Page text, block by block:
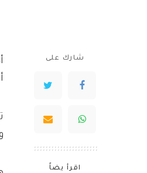
شارك على
اقرأ يضاً